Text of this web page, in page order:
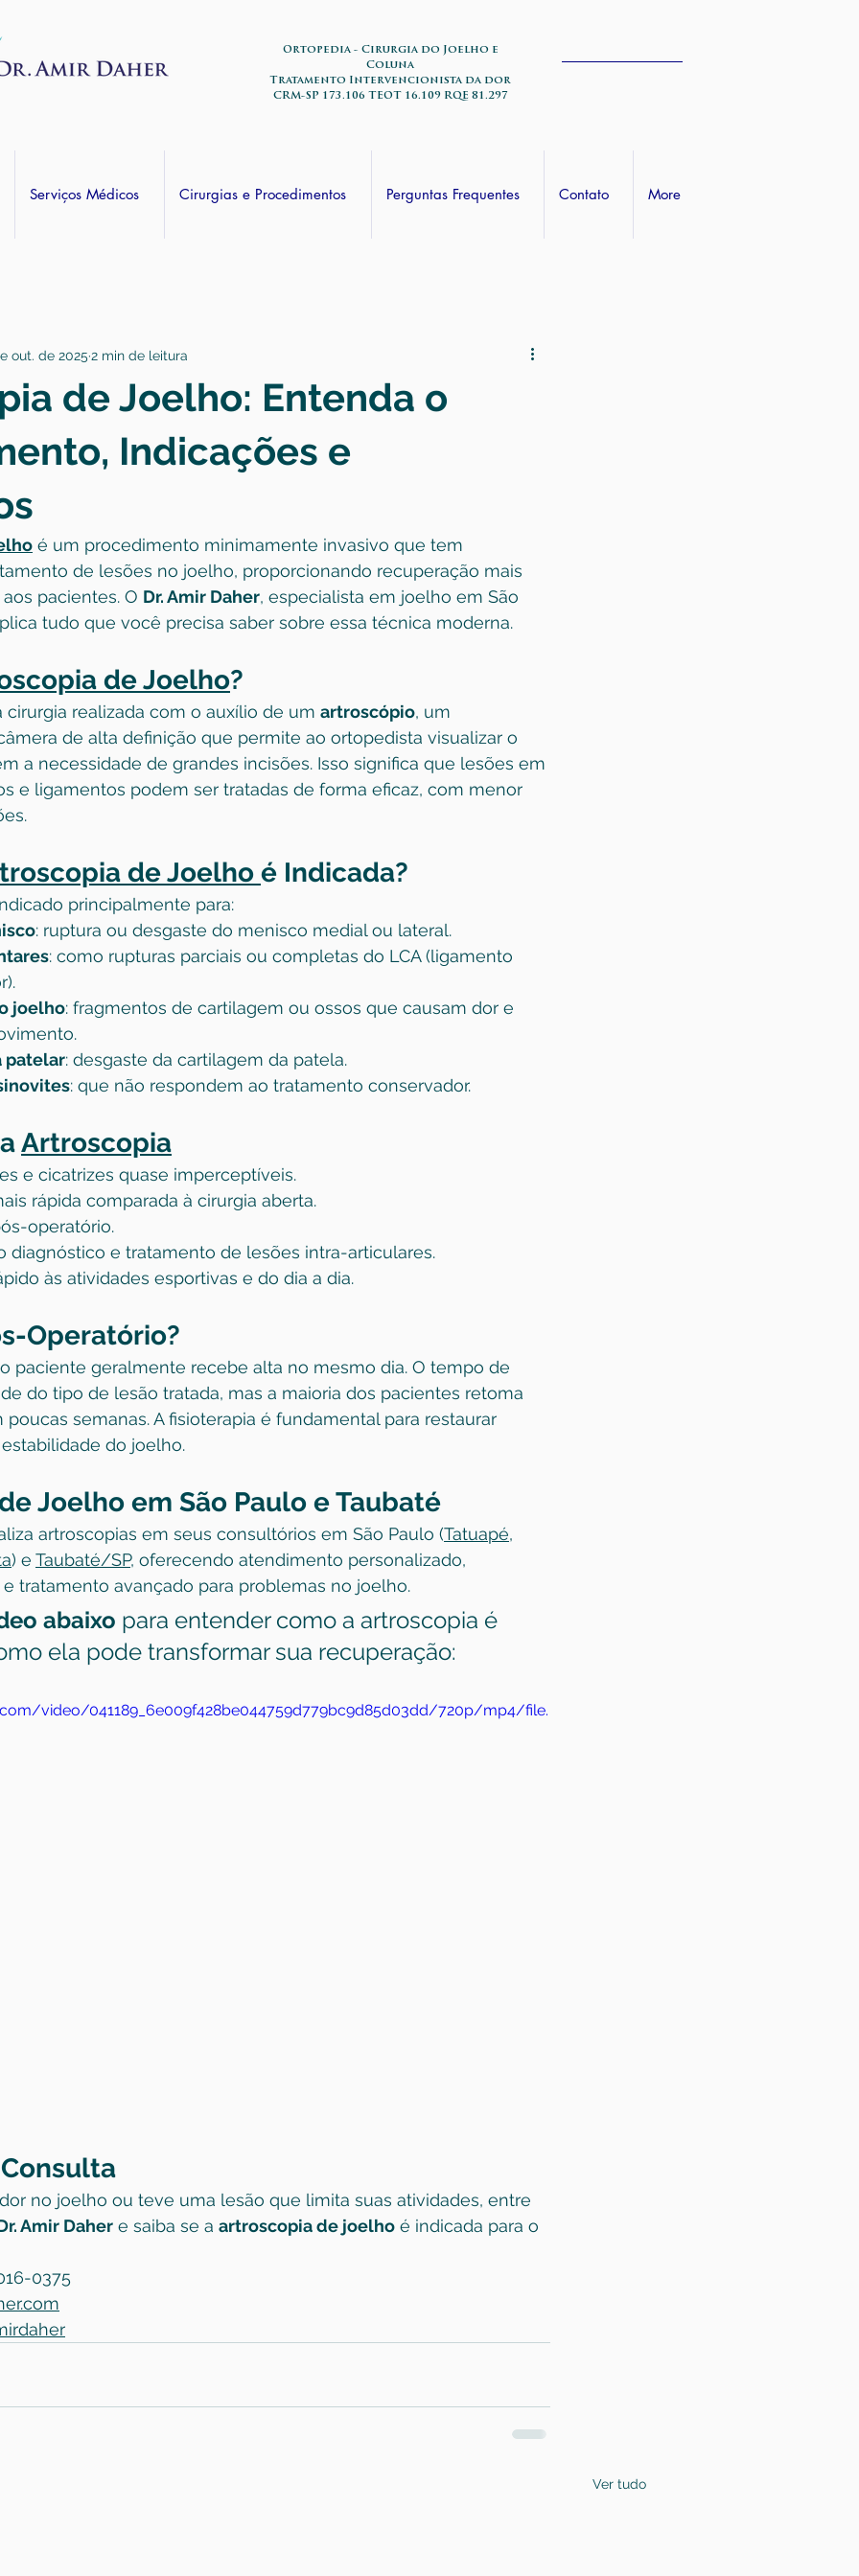
Ortopedia - Cirurgia do Joelho e
Coluna
Tratamento Intervencionista da dor
CRM-SP 173.106 TEOT 16.109 RQE 81.297
Serviços Médicos Cirurgias e Procedimentos Perguntas Frequentes Contato More
de Joelho: Entenda o
Indicações e
out. de 2025 2 min de leitura
é um procedimento minimamente invasivo que tem
de lesões no joelho, proporcionando recuperação mais
pacientes. O Dr. Amir Daher, especialista em joelho em São
tudo que você precisa saber sobre essa técnica moderna.
de Joelho?
cirurgia realizada com o auxílio de um artroscópio, um
de alta definição que permite ao ortopedista visualizar o
a necessidade de grandes incisões. Isso significa que lesões em
e ligamentos podem ser tratadas de forma eficaz, com menor
de Joelho é Indicada?
principalmente para:
: ruptura ou desgaste do menisco medial ou lateral.
: como rupturas parciais ou completas do LCA (ligamento
joelho: fragmentos de cartilagem ou ossos que causam dor e
patelar: desgaste da cartilagem da patela.
: que não respondem ao tratamento conservador.
Artroscopia
e cicatrizes quase imperceptíveis.
rápida comparada à cirurgia aberta.
operatório.
diagnóstico e tratamento de lesões intra-articulares.
às atividades esportivas e do dia a dia.
Operatório?
paciente geralmente recebe alta no mesmo dia. O tempo de
do tipo de lesão tratada, mas a maioria dos pacientes retoma
semanas. A fisioterapia é fundamental para restaurar
do joelho.
Joelho em São Paulo e Taubaté
artroscopias em seus consultórios em São Paulo (Tatuapé,
) e Taubaté/SP, oferecendo atendimento personalizado,
tratamento avançado para problemas no joelho.
abaixo para entender como a artroscopia é
ela pode transformar sua recuperação:
video/041189_6e009f428be044759d779bc9d85d03dd/720p/mp4/file.
no joelho ou teve uma lesão que limita suas atividades, entre
Amir Daher e saiba se a artroscopia de joelho é indicada para o
0375
Ver tudo